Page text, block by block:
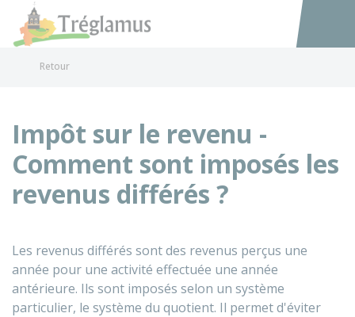
Accéder
Retour
Impôt sur le revenu -
Comment sont imposés les
revenus différés ?
Les revenus différés sont des revenus perçus une
année pour une activité effectuée une année
antérieure. Ils sont imposés selon un système
particulier, le système du quotient. Il permet d'éviter